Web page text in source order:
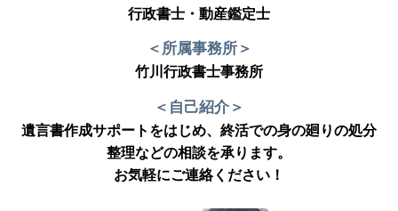
行政書士・動産鑑定士
＜所属事務所＞
竹川行政書士事務所
＜自己紹介＞
遺言書作成サポートをはじめ、終活での身の廻りの処分
整理などの相談を承ります。
お気軽にご連絡ください！